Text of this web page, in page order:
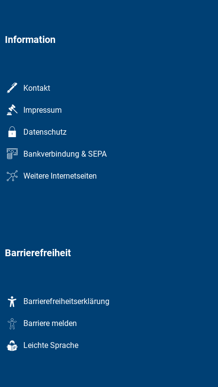
Information
Kontakt
Impressum
Datenschutz
Bankverbindung & SEPA
Weitere Internetseiten
Barrierefreiheit
Barrierefreiheitserklärung
Barriere melden
Leichte Sprache